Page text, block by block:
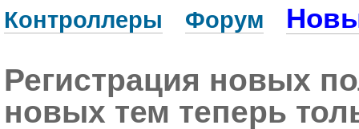
Контроллеры
Форум
Регистрация новых
новых тем теперь